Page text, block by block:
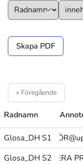
Skapa PDF
« Föregående
Radnamn
Glosa_DH S1
Glosa_DH S2MONTERA